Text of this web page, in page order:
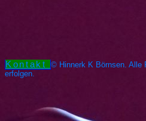
Kontakt © Hinnerk K Börnsen. Alle
erfolgen.